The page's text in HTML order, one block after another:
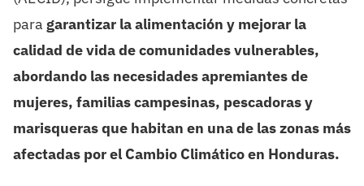
para garantizar la alimentación y mejorar la
calidad de vida de comunidades vulnerables,
abordando las necesidades apremiantes de
mujeres, familiascampesinas, pescadoras y
marisquerasque habitan en una de las zonas más
afectadas porel Cambio Climático en Honduras.